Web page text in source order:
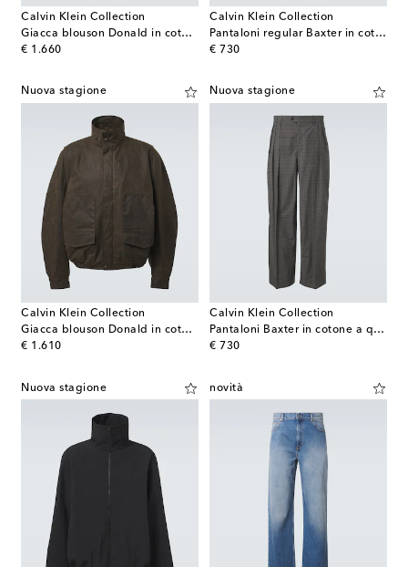
Calvin Klein Collection
Giacca blouson Donald in cotone
€ 1.660
original price
Calvin Klein Collection
Pantaloni regular Baxter in cotone
€ 730
original price
Nuova stagione
Calvin Klein Collection
Giacca blouson Donald in cotone
€ 1.610
original price
Nuova stagione
Calvin Klein Collection
Pantaloni Baxter in cotone a quadri plissé
€ 730
original price
Nuova stagione novità